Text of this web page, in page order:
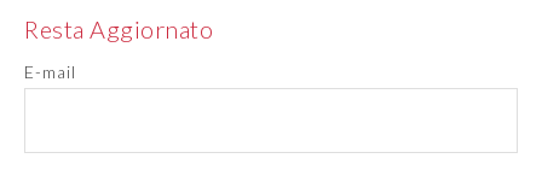
Resta Aggiornato
E-mail